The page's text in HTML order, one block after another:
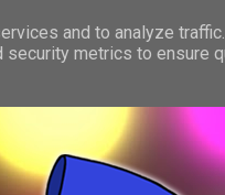
and to analyze
metrics to ensure